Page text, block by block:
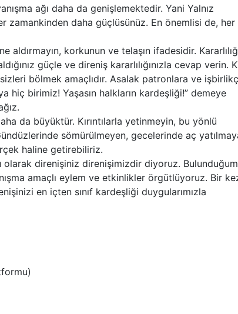
ağı daha da genişlemektedir. Yani Yalnız
daha güçlüsünüz. En önemlisi de, her
korkunun ve telaşın ifadesidir.
güçle ve direniş kararlılığınızla cevap verin.
sizleri bölmek amaçlıdır. Asalak patronlara ve
hiç birimiz! Yaşasın halkların kardeşliği!” demeye
da büyüktür. Kırıntılarla yetinmeyin, bu yönlü
sömürülmeyen, gecelerinde aç
haline getirebiliriz.
direnişiniz direnişimizdir diyoruz.
amaçlı eylem ve etkinlikler örgütlüyoruz. Bir
en içten sınıf kardeşliği duygularımızla